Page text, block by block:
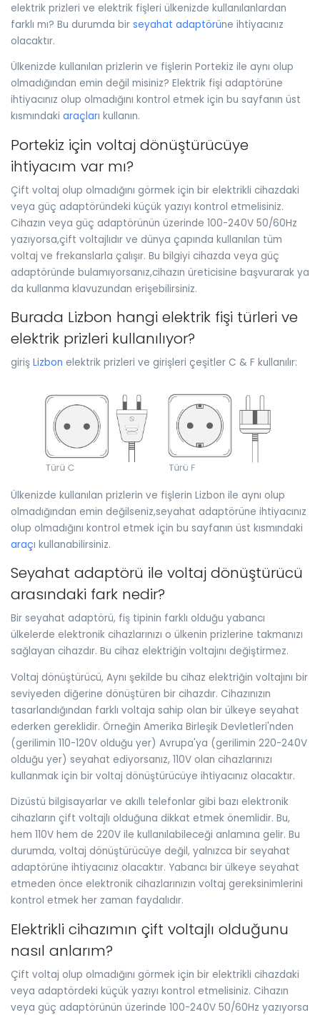
elektrik prizleri ve elektrik fişleri ülkenizde kullanılanlardan
farklı mı? Bu durumda bir seyahat adaptörüne ihtiyacınız
olacaktır.
Ülkenizde kullanılan prizlerin ve fişlerin Portekiz ile aynı olup
olmadığından emin değil misiniz? Elektrik fişi adaptörüne
ihtiyacınız olup olmadığını kontrol etmek için bu sayfanın üst
kısmındaki araçları kullanın.
Portekiz için voltaj dönüştürücüye
ihtiyacım var mı?
Çift voltaj olup olmadığını görmek için bir elektrikli cihazdaki
veya güç adaptöründeki küçük yazıyı kontrol etmelisiniz.
Cihazın veya güç adaptörünün üzerinde 100-240V 50/60Hz
yazıyorsa,çift voltajlıdır ve dünya çapında kullanılan tüm
voltaj ve frekanslarla çalışır. Bu bilgiyi cihazda veya güç
adaptöründe bulamıyorsanız,cihazın üreticisine başvurarak ya
da kullanma klavuzundan erişebilirsiniz.
Burada Lizbon hangi elektrik fişi türleri ve
elektrik prizleri kullanılıyor?
giriş Lizbon elektrik prizleri ve girişleri çeşitler C & F kullanılır:
Ülkenizde kullanılan prizlerin ve fişlerin Lizbon ile aynı olup
olmadığından emin değilseniz,seyahat adaptörüne ihtiyacınız
olup olmadığını kontrol etmek için bu sayfanın üst kısmındaki
araçı kullanabilirsiniz.
Seyahat adaptörü ile voltaj dönüştürücü
arasındaki fark nedir?
Bir seyahat adaptörü, fiş tipinin farklı olduğu yabancı
ülkelerde elektronik cihazlarınızı o ülkenin prizlerine takmanızı
sağlayan cihazdır. Bu cihaz elektriğin voltajını değiştirmez.
Voltaj dönüştürücü, Aynı şekilde bu cihaz elektriğin voltajını bir
seviyeden diğerine dönüştüren bir cihazdır. Cihazınızın
tasarlandığından farklı voltaja sahip olan bir ülkeye seyahat
ederken gereklidir. Örneğin Amerika Birleşik Devletleri'nden
(gerilimin 110-120V olduğu yer) Avrupa'ya (gerilimin 220-240V
olduğu yer) seyahat ediyorsanız, 110V olan cihazlarınızı
kullanmak için bir voltaj dönüştürücüye ihtiyacınız olacaktır.
Dizüstü bilgisayarlar ve akıllı telefonlar gibi bazı elektronik
cihazların çift voltajlı olduğuna dikkat etmek önemlidir. Bu,
hem 110V hem de 220V ile kullanılabileceği anlamına gelir. Bu
durumda, voltaj dönüştürücüye değil, yalnızca bir seyahat
adaptörüne ihtiyacınız olacaktır. Yabancı bir ülkeye seyahat
etmeden önce elektronik cihazlarınızın voltaj gereksinimlerini
kontrol etmek her zaman faydalıdır.
Elektrikli cihazımın çift voltajlı olduğunu
nasıl anlarım?
Çift voltaj olup olmadığını görmek için bir elektrikli cihazdaki
veya adaptördeki küçük yazıyı kontrol etmelisiniz. Cihazın
veya güç adaptörünün üzerinde 100-240V 50/60Hz yazıyorsa